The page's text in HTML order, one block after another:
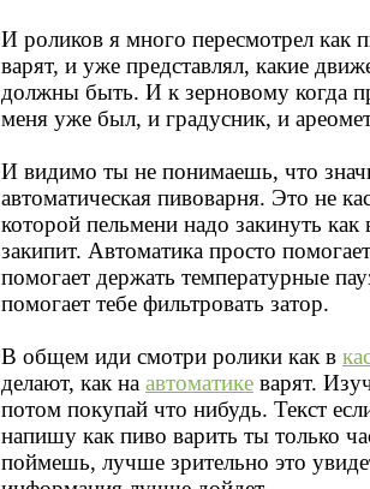
И роликов я много пересмотрел как
варят, и уже представлял, какие
должны быть. И к зерновому когда
меня уже был, и градусник, и
И видимо ты не понимаешь, что
автоматическая пивоварня. Это не
которой пельмени надо закинуть как
закипит. Автоматика просто
помогает держать температурные
помогает тебе фильтровать затор.
В общем иди смотри ролики как в
делают, как на автоматике варят.
потом покупай что нибудь. Текст
напишу как пиво варить ты только
поймешь, лучше зрительно это